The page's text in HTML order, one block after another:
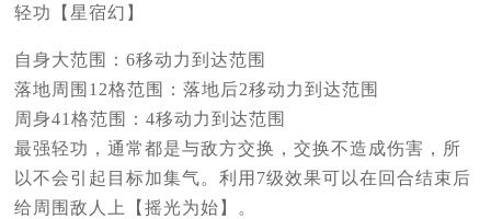
轻功【星宿幻】
自身大范围：6移动力到达范围
落地周围12格范围：落地后2移动力到达范围
周身41格范围：4移动力到达范围
最强轻功，通常都是与敌方交换，交换不造成伤害，所
以不会引起目标加集气。利用7级效果可以在回合结束后
给周围敌人上【摇光为始】。